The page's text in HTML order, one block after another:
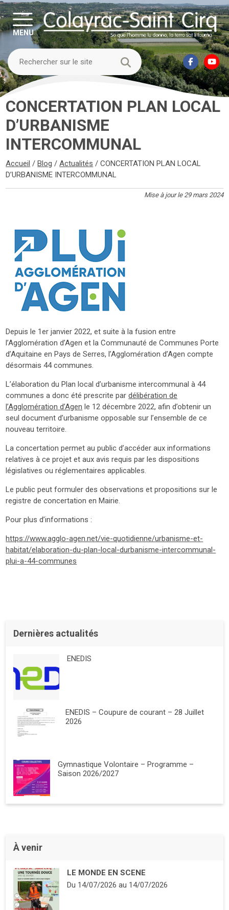
MENU
CONCERTATION PLAN LOCAL
D’URBANISME
INTERCOMMUNAL
Accueil /Blog /Actualités /CONCERTATION PLAN LOCAL
D’URBANISME INTERCOMMUNAL
Mise à jour le 29 mars 2024
Depuis le 1er janvier 2022, et suite à la fusion entre
l’Agglomération d’Agen et la Communauté de Communes Porte
d’Aquitaine en Pays de Serres, l’Agglomération d’Agen compte
désormais 44 communes.
L’élaboration du Plan local d’urbanisme intercommunal à 44
communes a donc été prescrite pardélibération de
l’Agglomération d’Agen le 12 décembre 2022, afin d’obtenir un
seul document d’urbanisme opposable sur l’ensemble de ce
nouveau territoire.
La concertation permet au public d’accéder aux informations
relatives à ce projet et aux avis requis par les dispositions
législatives ou réglementaires applicables.
Le public peut formuler des observations et propositions sur le
registre de concertation en Mairie.
Pour plus d’informations :
https://www.agglo-agen.net/vie-quotidienne/urbanisme-et-
habitat/elaboration-du-plan-local-durbanisme-intercommunal-
plui-a-44-communes
Dernières actualités
ENEDIS
ENEDIS – Coupure de courant – 28 Juillet
2026
Gymnastique Volontaire – Programme –
Saison 2026/2027
À venir
LE MONDE EN SCENE
Du 14/07/2026au 14/07/2026